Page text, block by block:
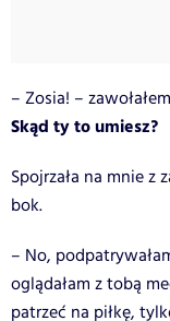
– Zosia! –
Skąd ty to umiesz?
Spojrzała na mnie
bok.
– No,
oglądałam z tobą
patrzeć na piłkę,